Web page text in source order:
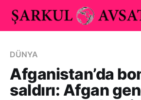
DÜNYA
Afganistan’da
saldırı: Afgan